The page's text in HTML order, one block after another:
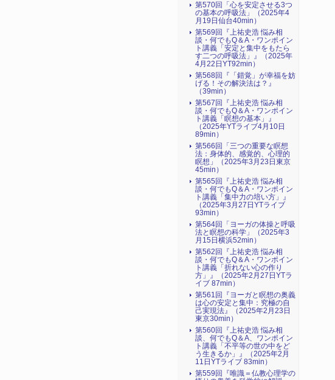
第570回「心を安定させる3つ
の基本の呼吸法」（2025年4
月19日仙台40min）
第569回『上祐史浩 悩み相
談・何でもQ＆A・ワンポイン
ト講義「安定と集中をもたら
す二つの呼吸法」』（2025年
4月22日YT92min）
第568回『「錯覚」が幸福を妨
げる！その解決法は？』
（39min）
第567回『上祐史浩 悩み相
談・何でもQ＆A・ワンポイン
ト講義「瞑想の基本」』
（2025年YTライブ4月10日
89min）
第566回「三つの重要な瞑想
法：身体的、感覚的、心理的
瞑想」（2025年3月23日東京
45min）
第565回『上祐史浩 悩み相
談・何でもQ＆A・ワンポイン
ト講義「集中力の培い方」』
（2025年3月27日YTライブ
93min）
第564回「ヨーガの体操と呼吸
法と瞑想の科学」（2025年3
月15日横浜52min）
第562回『上祐史浩 悩み相
談・何でもQ＆A・ワンポイン
ト講義「折れない心の作り
方」』（2025年2月27日YTラ
イブ 87min）
第561回『ヨーガと瞑想の奥義
は心の安定と集中：究極の自
己実現法』（2025年2月23日
東京30min）
第560回『上祐史浩 悩み相
談、何でもQ＆A、ワンポイン
ト講義「不平等の世の中をど
う生きるか」』（2025年2月
11日YTライブ 83min）
第559回『唯識＝仏教心理学の